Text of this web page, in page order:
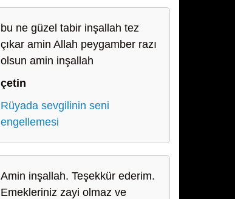
bu ne güzel tabir inşallah tez
çıkar amin Allah peygamber razı
olsun amin inşallah
çetin
Rüyada sevgilinin seni
engellemesi
Amin inşallah. Teşekkür ederim.
Emekleriniz zayi olmaz ve